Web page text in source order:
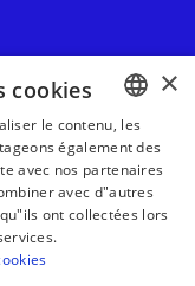
BASQUE
FRENCH
×
cookies
le contenu, les
également des
avec nos partenaires
avec d"autres
ont collectées lors